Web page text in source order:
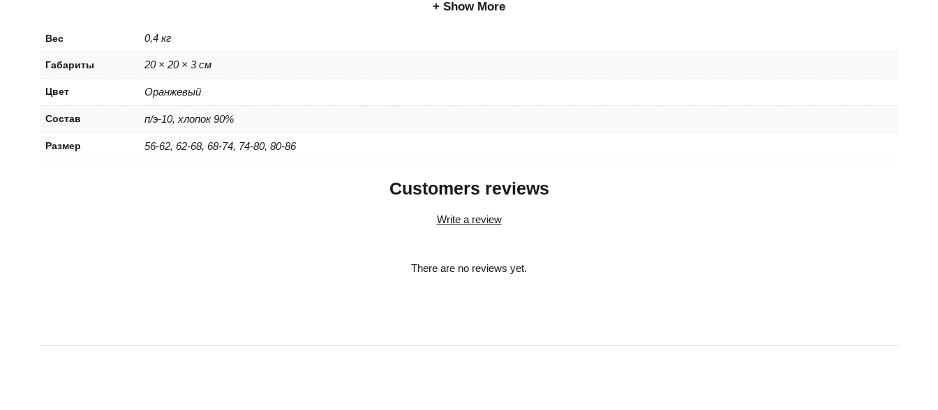
Show More
Вес 0,4 кг
Габариты 20 × 20 × 3 см
Цвет Оранжевый
Состав п/э-10, хлопок 90%
Размер 56-62, 62-68, 68-74, 74-80, 80-86
Customers reviews
Write a review
There are no reviews yet.